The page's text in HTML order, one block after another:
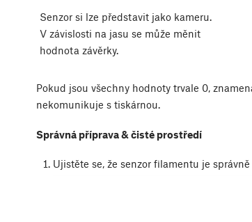
Senzor si lze představit jako kameru.
V závislosti na jasu se může měnit
hodnota závěrky.
Pokud jsou všechny hodnoty trvale 0,
nekomunikuje s tiskárnou.
Správná příprava & čisté prostředí
Ujistěte se, že senzor filamentu je